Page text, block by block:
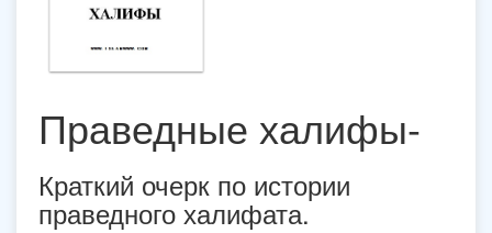
Праведные халифы-
Краткий очерк по истории
праведного халифата.